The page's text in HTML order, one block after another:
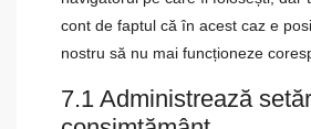
cont de faptul că în acest caz e
nostru să nu mai funcționeze
7.1 Administrează